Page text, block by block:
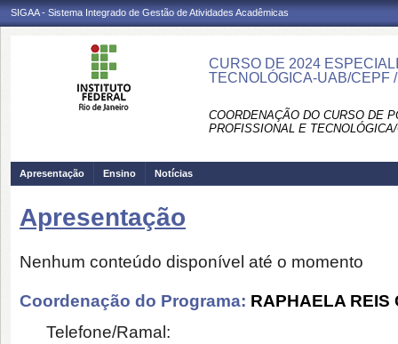
SIGAA - Sistema Integrado de Gestão de Atividades Acadêmicas
CURSO DE 2024
TECNOLÓGICA-UAB/CEPF
COORDENAÇÃO DO CURSO DE
PROFISSIONAL E
Apresentação Ensino Notícias
Apresentação
Nenhum conteúdo disponível até o momento
Coordenação do Programa: RAPHAELA REIS
Telefone/Ramal: